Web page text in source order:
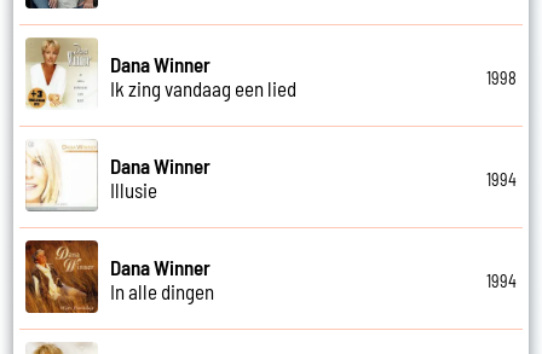
Dana Winner
Ik zing vandaag een lied
1998
Dana Winner
Illusie
1994
Dana Winner
In alle dingen
1994